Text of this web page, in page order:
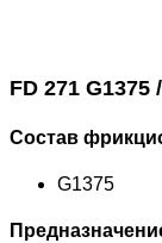
FD 271 G1375
Состав
G1375